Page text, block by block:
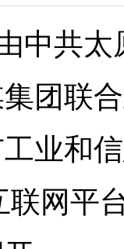
共太
团联
业和
联网平